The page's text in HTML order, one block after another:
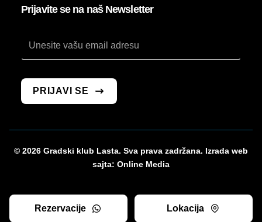
Prijavite se na naš Newsletter
PRIJAVI SE
© 2026 Gradski klub Lasta. Sva prava zadržana. Izrada web
sajta: Online Media
Rezervacije Lokacija